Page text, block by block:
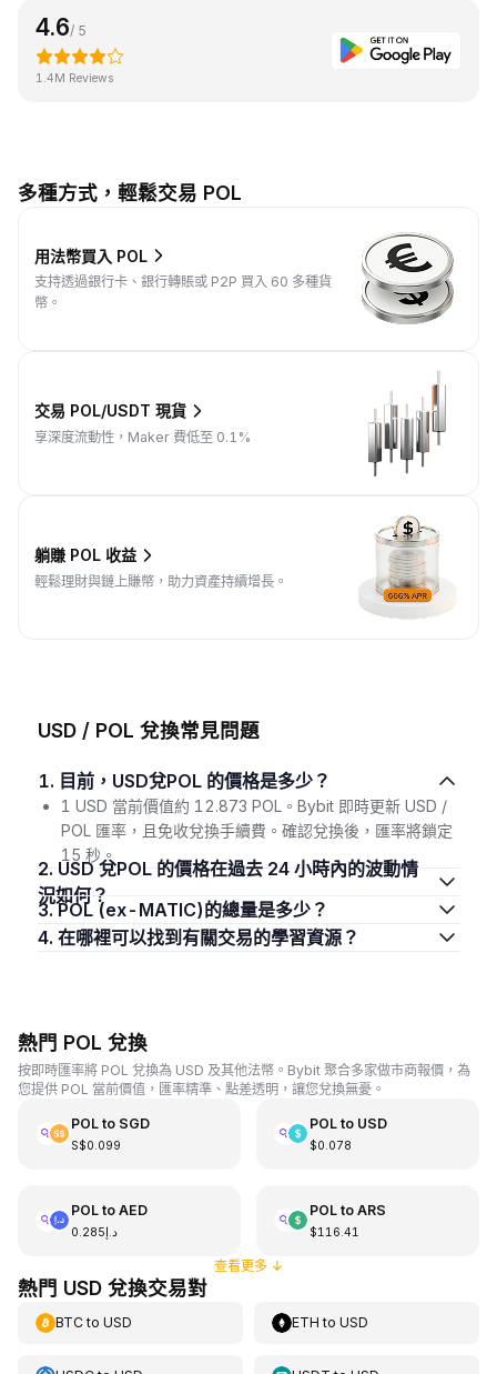
4.6/ 5
1.4M Reviews
多種方式，輕鬆交易 POL
用法幣買入 POL
支持透過銀行卡、銀行轉賬或 P2P 買入 60 多種貨
幣。
交易 POL/USDT 現貨
享深度流動性，Maker 費低至 0.1%
躺賺 POL 收益
輕鬆理財與鏈上賺幣，助力資產持續增長。
USD / POL 兌換常見問題
1. 目前，USD兌POL 的價格是多少？
1 USD 當前價值約 12.873 POL。Bybit 即時更新 USD /
POL 匯率，且免收兌換手續費。確認兌換後，匯率將鎖定
15 秒。
2. USD 兌POL 的價格在過去 24 小時內的波動情
況如何？
3. POL (ex-MATIC)的總量是多少？
4. 在哪裡可以找到有關交易的學習資源？
熱門 POL 兌換
按即時匯率將 POL 兌換為 USD 及其他法幣。Bybit 聚合多家做市商報價，為
您提供 POL 當前價值，匯率精準、點差透明，讓您兌換無憂。
POLto SGD
S$0.099
POLto USD
$0.078
POLto AED
د.إ0.285
POLto ARS
$116.41
查看更多↓
熱門 USD 兌換交易對
BTCto USD ETH toUSD